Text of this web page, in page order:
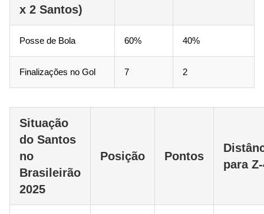
x 2 Santos)
Posse de Bola 60% 40%
Finalizações no Gol 7 2
Situação
do Santos
no
Brasileirão
2025
Posição Pontos
para